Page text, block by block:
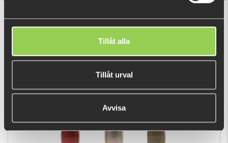
Tillåt alla
Tillåt urval
Avvisa
Darts Bullet Weight Tungsten
79 kr
DU TITTADE NYLIGEN PÅ
Fåtal kvar